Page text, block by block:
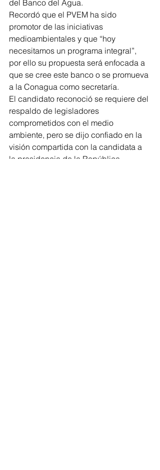
del Banco del Agua.
Recordó que el PVEM ha sido
promotor de las iniciativas
medioambientales y que “hoy
necesitamos un programa integral”,
por ello su propuesta será enfocada a
que se cree este banco o se promueva
a la Conagua como secretaría.
El candidato reconoció se requiere del
respaldo de legisladores
comprometidos con el medio
ambiente, pero se dijo confiado en la
visión compartida con la candidata a
la presidencia de la República,